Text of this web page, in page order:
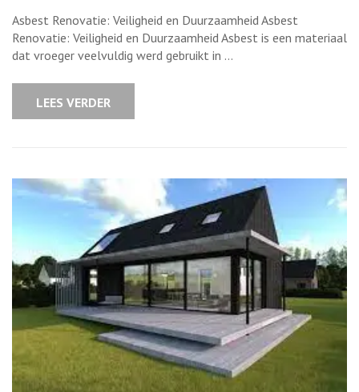
en
Duurzaam:
Asbest
Renovatie
Asbest Renovatie: Veiligheid en Duurzaamheid Asbest
Renovatie: Veiligheid en Duurzaamheid Asbest is een materiaal
dat vroeger veelvuldig werd gebruikt in …
LEES VERDER